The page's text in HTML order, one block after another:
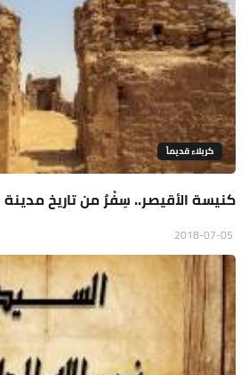
كربلاء قديماً
كنيسة الأقيصر.. سِفْرٌ من تاريخ مدينة